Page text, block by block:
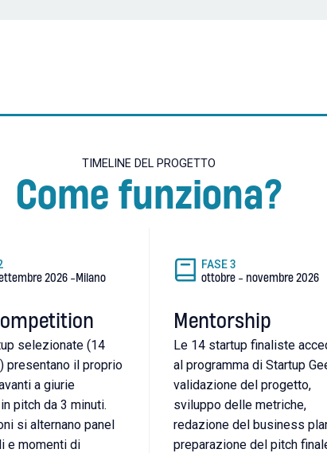
TIMELINE DEL PROGETTO
Come funziona?
2026- Milano
selezionate (14
presentano il proprio
a giurie
pitch da 3 minuti.
si alternano panel
e momenti di
FASE3
ottobre - novembre 2026
Mentorship
Le 14 startup finaliste
al programma di Startup
validazione del progetto,
sviluppo delle metriche,
redazione del business
preparazione del pitch